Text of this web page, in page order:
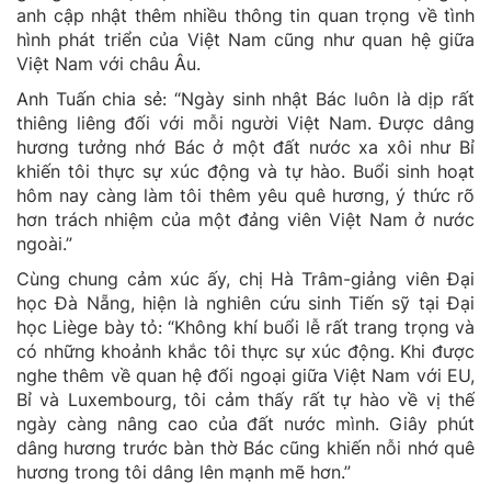
anh cập nhật thêm nhiều thông tin quan trọng về tình
hình phát triển của Việt Nam cũng như quan hệ giữa
Việt Nam với châu Âu.
Anh Tuấn chia sẻ: “Ngày sinh nhật Bác luôn là dịp rất
thiêng liêng đối với mỗi người Việt Nam. Được dâng
hương tưởng nhớ Bác ở một đất nước xa xôi như Bỉ
khiến tôi thực sự xúc động và tự hào. Buổi sinh hoạt
hôm nay càng làm tôi thêm yêu quê hương, ý thức rõ
hơn trách nhiệm của một đảng viên Việt Nam ở nước
ngoài.”
Cùng chung cảm xúc ấy, chị Hà Trâm-giảng viên Đại
học Đà Nẵng, hiện là nghiên cứu sinh Tiến sỹ tại Đại
học Liège bày tỏ: “Không khí buổi lễ rất trang trọng và
có những khoảnh khắc tôi thực sự xúc động. Khi được
nghe thêm về quan hệ đối ngoại giữa Việt Nam với EU,
Bỉ và Luxembourg, tôi cảm thấy rất tự hào về vị thế
ngày càng nâng cao của đất nước mình. Giây phút
dâng hương trước bàn thờ Bác cũng khiến nỗi nhớ quê
hương trong tôi dâng lên mạnh mẽ hơn.”